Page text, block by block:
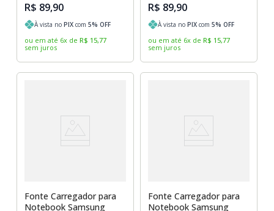
R$ 89,90
À vista noPIX com5% OFF
ou em até 6x de R$ 15,77
sem juros
R$ 89,90
À vista no PIX com 5% OFF
ou em até 6x de R$ 15,77
sem juros
Fonte Carregador para
Notebook Samsung
Fonte Carregador para
Notebook Samsung